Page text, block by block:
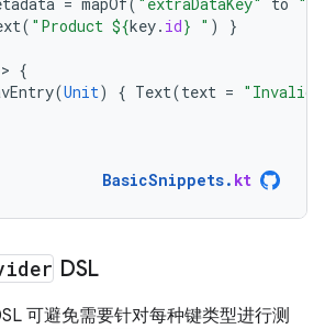
( "Product ${key. id} " ) }
> {
(Unit) { Text(text = "Invalid
BasicSnippets. kt
DSL
可避免需要针对每种键类型进行测